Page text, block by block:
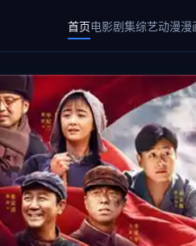
首页电影剧集综艺动漫漫